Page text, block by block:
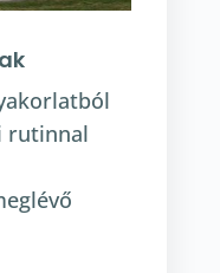
rutinnal